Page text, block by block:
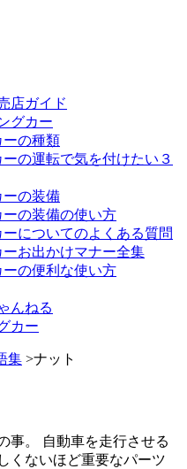
店ガイド
グカー
ーの種類
の運転で気を付けたい３
ーの装備
の装備の使い方
についてのよくある質問
お出かけマナー全集
の便利な使い方
んねる
カー
集 >ナット
事。 自動車を走行させる
くないほど重要なパーツ